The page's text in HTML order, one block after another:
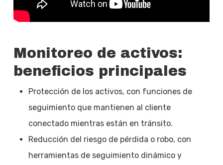
Monitoreo de activos:
beneficios principales
Protección de los activos, con funciones de
seguimiento que mantienen al cliente
conectado mientras están en tránsito.
Reducción del riesgo de pérdida o robo, con
herramientas de seguimiento dinámico y